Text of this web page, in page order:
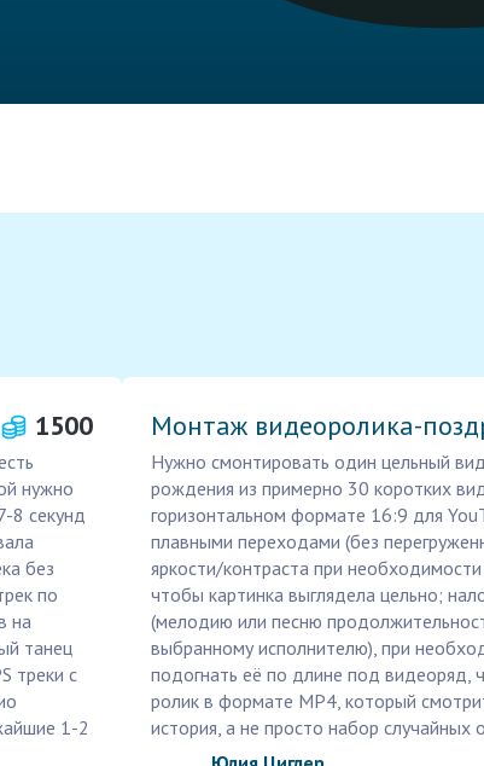
1500
нужно
8 секунд
без
по
на
танец
треки с
1-2
Монтаж видеоролика-
Нужно смонтировать один цельный
рождения из примерно 30 коротких
горизонтальном формате 16:9 для
плавными переходами (без
яркости/контраста при
чтобы картинка выглядела цельно;
(мелодию или песню
выбранному исполнителю), при
подогнать её по длине под видеоряд,
ролик в формате MP4, который
история, а не просто набор случайных